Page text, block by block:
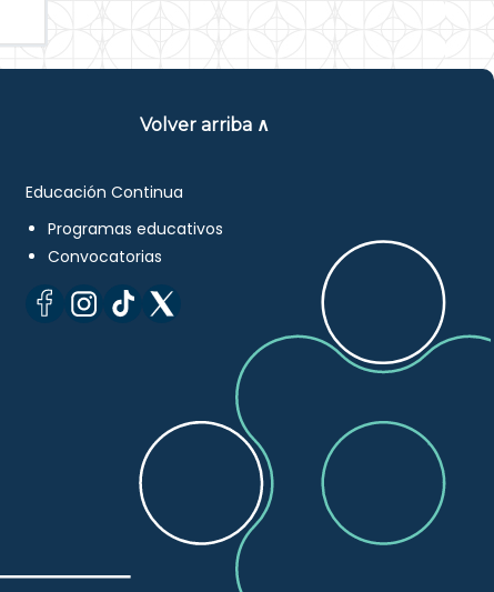
Volver arriba ∧
Educación Continua
Programas educativos
Convocatorias